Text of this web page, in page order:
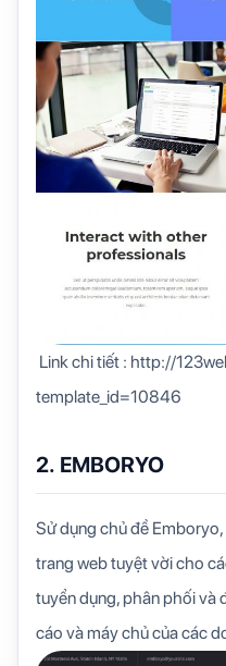
Link chi tiết : http://
template_id=10846
2. EMBORYO
Sử dụng chủ đề
trang web tuyệt vời cho
tuyển dụng, phân phối và
cáo và máy chủ của các